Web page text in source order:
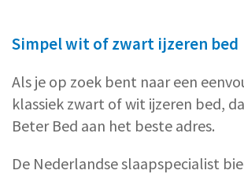
Simpel wit of zwart ijzeren bed
Als je op zoek bent naar een
klassiek zwart of wit ijzeren bed,
Beter Bed aan het beste adres.
De Nederlandse slaapspecialist